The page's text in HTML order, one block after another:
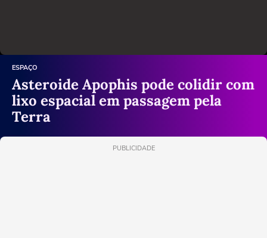
ESPAÇO
Asteroide Apophis pode colidir com
lixo espacial em passagem pela
Terra
PUBLICIDADE